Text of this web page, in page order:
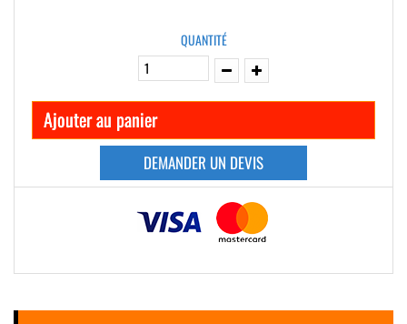
QUANTITÉ
Ajouter au panier
DEMANDER UN DEVIS